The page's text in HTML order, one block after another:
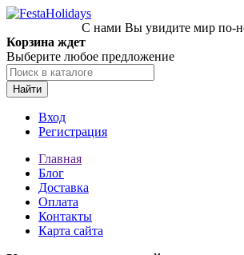
С нами Вы увидите мир по-
Корзина ждет
Выберите любое предложение
Найти
Вход
Регистрация
Главная
Блог
Доставка
Оплата
Контакты
Карта сайта